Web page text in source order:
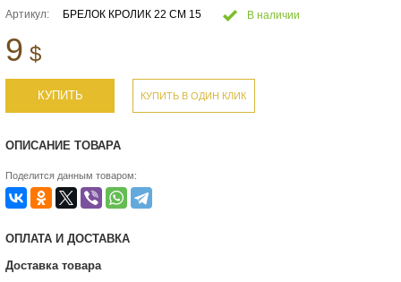
Артикул: БРЕЛОК КРОЛИК 22 СМ 15 В наличии
9 $
КУПИТЬ КУПИТЬ В ОДИН КЛИК
ОПИСАНИЕ ТОВАРА
Поделится данным товаром:
ОПЛАТА И ДОСТАВКА
Доставка товара